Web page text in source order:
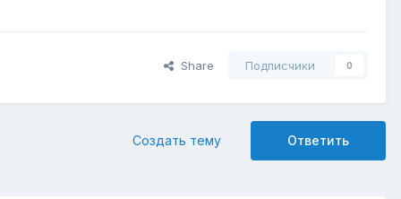
Share Подписчики 0
Ответить
Создать тему